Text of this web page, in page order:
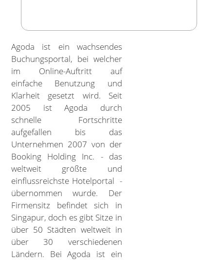
Agoda ist ein wachsendes
Buchungsportal, bei welcher
im Online-Auftritt auf
einfache Benutzung und
Klarheit gesetzt wird. Seit
2005 ist Agoda durch
schnelle Fortschritte
aufgefallen bis das
Unternehmen 2007 von der
Booking Holding Inc. - das
weltweit größte und
einflussreichste Hotelportal -
übernommen wurde. Der
Firmensitz befindet sich in
Singapur, doch es gibt Sitze in
über 50 Städten weltweit in
über 30 verschiedenen
Ländern. Bei Agoda ist ein